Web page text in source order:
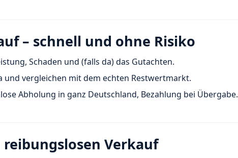
– schnell und ohne Risiko
Schaden und (falls da) das Gutachten.
und vergleichen mit dem echten Restwertmarkt.
Abholung in ganz Deutschland, Bezahlung bei Übergabe.
Verkauf